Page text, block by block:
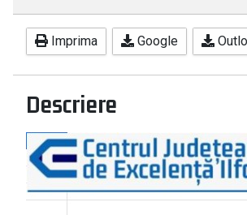
Imprima Google
Descriere